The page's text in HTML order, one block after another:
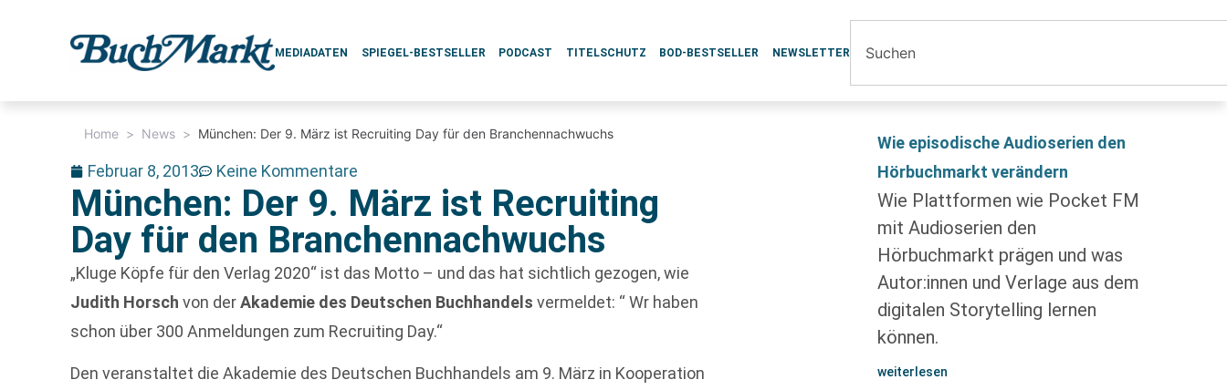
MEDIADATEN SPIEGEL-BESTSELLER PODCAST TITELSCHUTZ BOD-BESTSELLER NEWSLETTER
Home > News > München: Der 9. März ist Recruiting Day für den Branchennachwuchs
Februar 8, 2013 Keine Kommentare
München: Der 9. März ist Recruiting
Day für den Branchennachwuchs
„Kluge Köpfe für den Verlag 2020“ ist das Motto – und das hat sichtlich gezogen, wie
Judith Horsch von derAkademie des Deutschen Buchhandels vermeldet: “ Wr haben
schon über 300 Anmeldungen zum Recruiting Day.“
Den veranstaltet die Akademie des Deutschen Buchhandels am 9. März in Kooperation
Wie episodische Audioserien den
Hörbuchmarkt verändern
Wie Plattformen wie Pocket FM
mit Audioserien den
Hörbuchmarkt prägen und was
Autor:innen und Verlage aus dem
digitalen Storytelling lernen
können.
weiterlesen